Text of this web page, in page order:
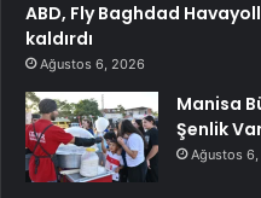
ABD, Fly Baghdad
kaldırdı
Ağustos 6, 2026
Manisa
Şenlik
Ağustos